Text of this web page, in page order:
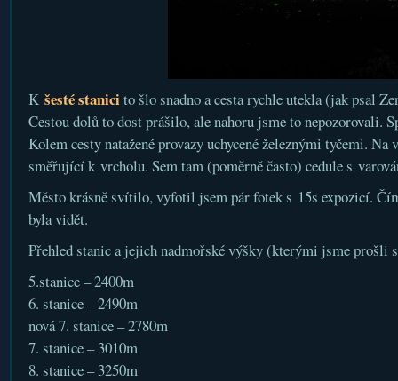
K šesté stanicito šlo snadno a cesta rychle utekla (jak psal
Cestou dolů to dost prášilo, ale nahoru jsme to nepozorovali.
Kolem cesty natažené provazy uchycené železnými tyčemi. Na
směřující k vrcholu. Sem tam (poměrně často) cedule s
Město krásně svítilo, vyfotil jsem pár fotek s 15s expozicí.
byla vidět.
Přehled stanic a jejich nadmořské výšky (kterými jsme prošli
5.stanice – 2400m
6. stanice – 2490m
nová 7. stanice – 2780m
7. stanice – 3010m
8. stanice – 3250m